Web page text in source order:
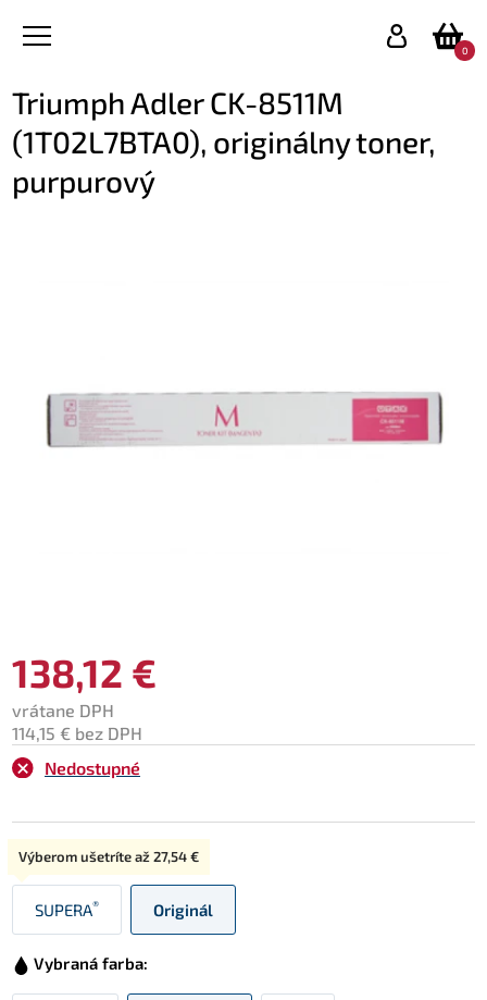
0
Triumph Adler CK-8511M
(1T02L7BTA0), originálny toner,
purpurový
138,12 €
vrátane DPH
114,15 € bez DPH
Nedostupné
Typ:
SUPERA®
Výberom ušetríte až27,54 €
Originál
Vybraná farba: